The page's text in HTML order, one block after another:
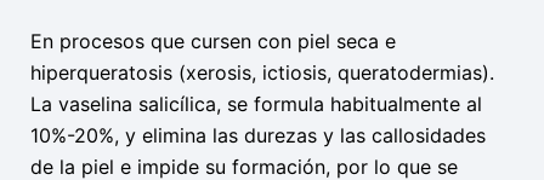
En procesos que cursen con piel seca e
hiperqueratosis (xerosis, ictiosis, queratodermias).
La vaselina salicílica, se formula habitualmente al
10%-20%, y elimina las durezas y las callosidades
de la piel e impide su formación, por lo que se